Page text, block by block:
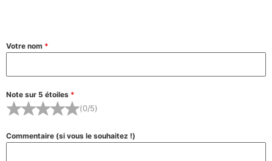
Votre nom *
Note sur 5 étoiles *
(0/5)
Commentaire (si vous le souhaitez !)